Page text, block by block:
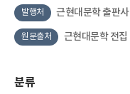
발행처 근현대문학 출판사
원문출처 근현대문학 전집
분류